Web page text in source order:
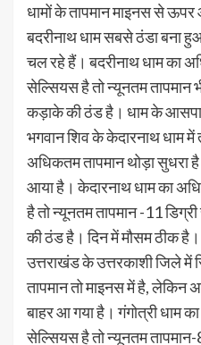
धामों के तापमान माइनस से
बदरीनाथ धाम सबसे ठंडा बना
चल रहे हैं। बदरीनाथ धाम का
सेल्सियस है तो न्यूनतम तापमान
कड़ाके की ठंड है। धाम के
भगवान शिव के केदारनाथ धाम
अधिकतम तापमान थोड़ा सुधरा
आया है। केदारनाथ धाम का
है तो न्यूनतम तापमान -11
की ठंड है। दिन में मौसम ठीक है।
उत्तराखंड के उत्तरकाशी जिले में
तापमान तो माइनस में है, लेकिन
बाहर आ गया है। गंगोत्री धाम
सेल्सियस है तो न्यूनतम तापमान-